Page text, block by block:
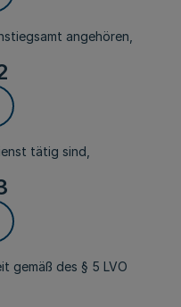
angehören,
tätig sind,
gemäß des § 5 LVO